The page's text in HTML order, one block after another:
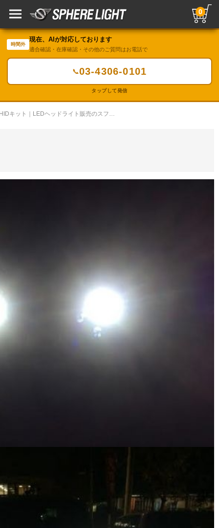
0
時間外
現在、AIが対応しております
適合確認・在庫確認・その他のご質問はお電話で
📞03-4306-0101
タップして発信
LED・HIDカスタムギャラリー／HIDキット｜LEDヘッドライト販売のスフィアライト